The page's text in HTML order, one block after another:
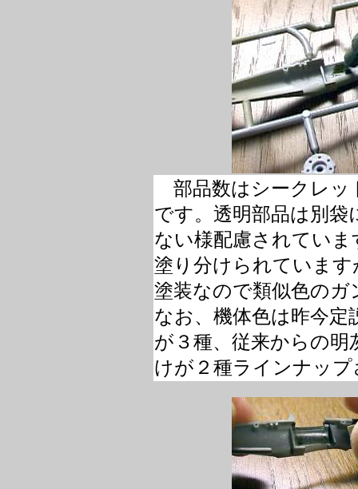
部品数はシークレッ
です。透明部品は別
ない様配慮されてい
塗り分けられていま
塗装なので類似色の
なお、機体色は昨今
が３種、従来からの明
けが２種ラインナッ